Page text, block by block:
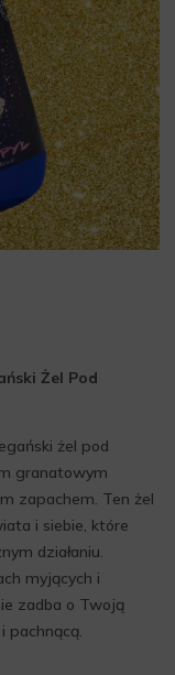
Żel Pod
żel pod
granatowym
zapachem. Ten żel
i siebie, które
działaniu.
myjących i
zadba o Twoją
pachnącą.